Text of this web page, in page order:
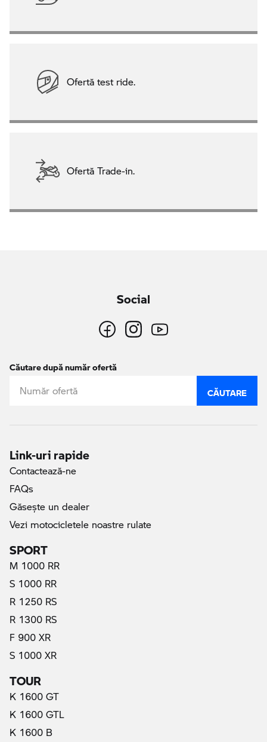
Ofertă test ride.
Ofertă Trade-in.
Social
Căutare după număr ofertă
CĂUTARE
Link-uri rapide
Contactează-ne
FAQs
Găseşte un dealer
Vezi motocicletele noastre rulate
SPORT
M 1000 RR
S 1000 RR
R 1250 RS
R 1300 RS
F 900 XR
S 1000 XR
TOUR
K 1600 GT
K 1600 GTL
K 1600 B